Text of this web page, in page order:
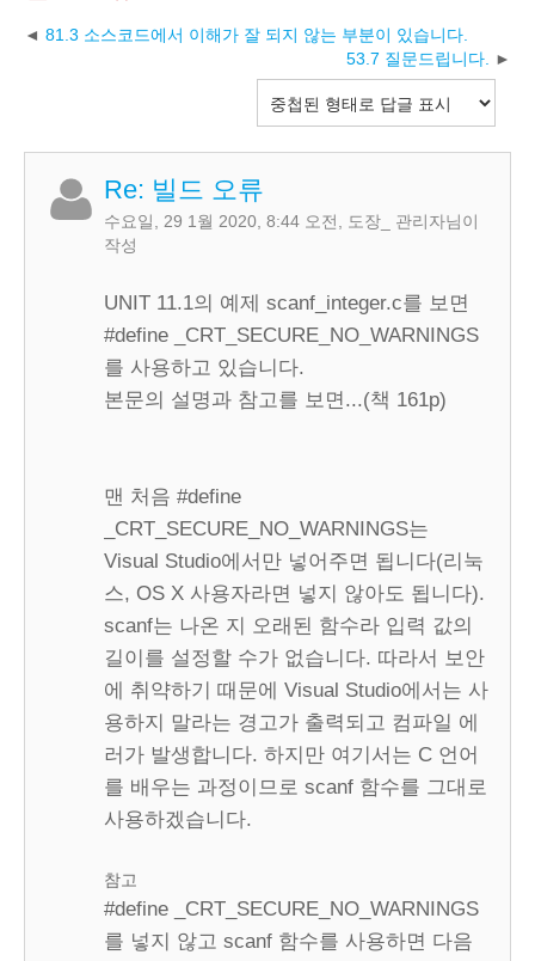
81.3 소스코드에서 이해가 잘 되지 않는 부분이 있습니다.
53.7 질문드립니다.
Re: 빌드 오류
수요일, 29 1월 2020, 8:44 오전 도장_ 관리자님이
작성
UNIT 11.1의 예제 scanf_integer.c를 보면
#define _CRT_SECURE_NO_WARNINGS
를 사용하고 있습니다.
본문의 설명과 참고를 보면...(책 161p)
맨 처음 #define
_CRT_SECURE_NO_WARNINGS는
Visual Studio에서만 넣어주면 됩니다(리눅
스, OS X 사용자라면 넣지 않아도 됩니다).
scanf는 나온 지 오래된 함수라 입력 값의
길이를 설정할 수가 없습니다. 따라서 보안
에 취약하기 때문에 Visual Studio에서는 사
용하지 말라는 경고가 출력되고 컴파일 에
러가 발생합니다. 하지만 여기서는 C 언어
를 배우는 과정이므로 scanf 함수를 그대로
사용하겠습니다.
참고
#define _CRT_SECURE_NO_WARNINGS
를 넣지 않고 scanf 함수를 사용하면 다음